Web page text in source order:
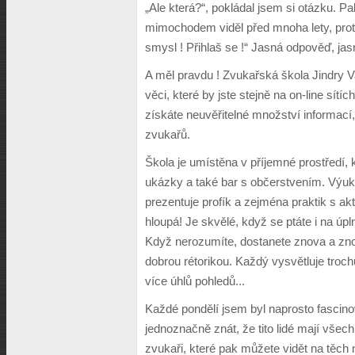
„Ale která?“, pokládal jsem si otázku.
mimochodem viděl před mnoha lety,
smysl ! Přihlaš se !“ Jasná odpověď,
A měl pravdu ! Zvukařská škola Jindry
věci, které by jste stejně na on-line
získáte neuvěřitelné množství
zvukařů.
Škola je umístěna v příjemné prostředí,
ukázky a také bar s občerstvením. Vý
prezentuje profík a zejména praktik s
hloupá! Je skvělé, když se ptáte i na
Když nerozumíte, dostanete znova a
dobrou rétorikou. Každý vysvětluje
více úhlů pohledů...
Každé pondělí jsem byl naprosto
jednoznačně znát, že tito lidé mají vš
zvukaři, které pak můžete vidět na těch